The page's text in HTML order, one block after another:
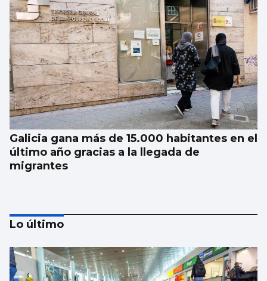
Galicia gana más de 15.000 habitantes en el
último año gracias a la llegada de
migrantes
Lo último